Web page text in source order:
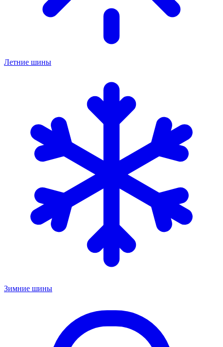
Летние шины
Зимние шины